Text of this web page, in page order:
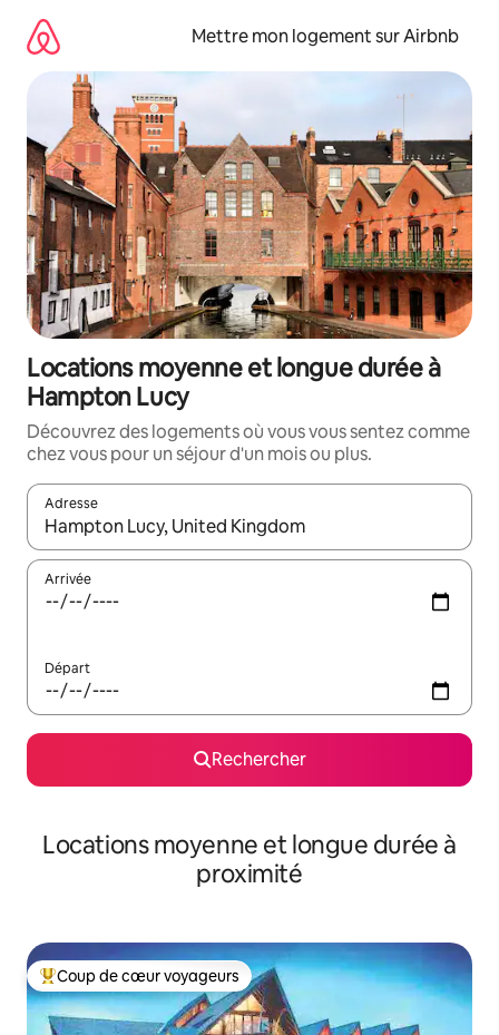
directement
contenu
Mettre mon logement sur Airbnb
Locations moyenne et longue durée à
Hampton Lucy
Découvrez des logements où vous vous sentez comme
chez vous pour un séjour d'un mois ou plus.
Adresse
Lorsque les résultats s'affichent, utilisez les flèches vers le
Arrivée
Départ
Rechercher
Locations moyenne et longue durée à
proximité
Coups de cœur voyageurs les plus appréciés
Coup de cœur voyageurs